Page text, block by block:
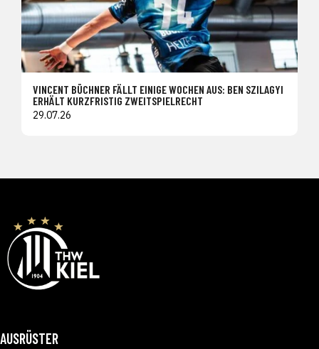
VINCENT BÜCHNER FÄLLT EINIGE WOCHEN AUS: BEN SZILAGYI
ERHÄLT KURZFRISTIG ZWEITSPIELRECHT
29.07.26
AUSRÜSTER